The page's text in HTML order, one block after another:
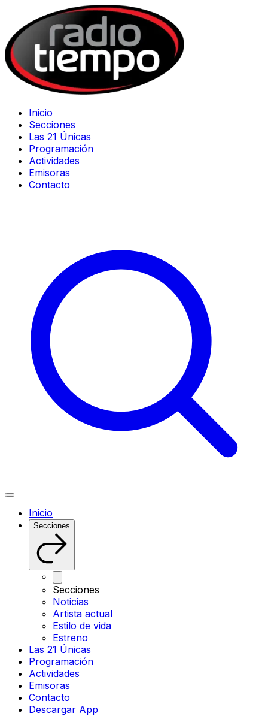
Inicio
Secciones
Las 21 Únicas
Programación
Actividades
Emisoras
Contacto
Inicio
Secciones
Secciones
Noticias
Artista actual
Estilo de vida
Estreno
Las 21 Únicas
Programación
Actividades
Emisoras
Contacto
Descargar App